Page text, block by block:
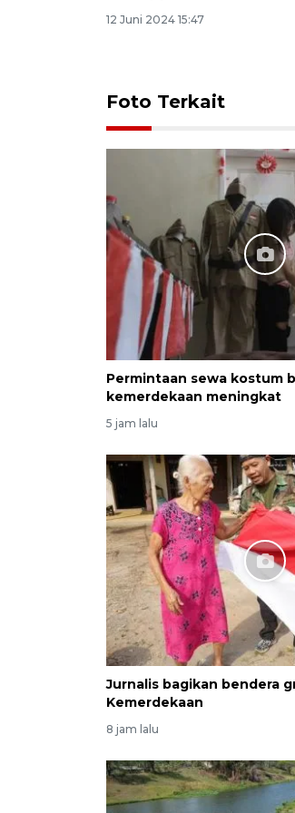
12 Juni 2024 15:47
Foto Terkait
Permintaan sewa kostum
kemerdekaan meningkat
5 jam lalu
Jurnalis bagikan bendera
Kemerdekaan
8 jam lalu